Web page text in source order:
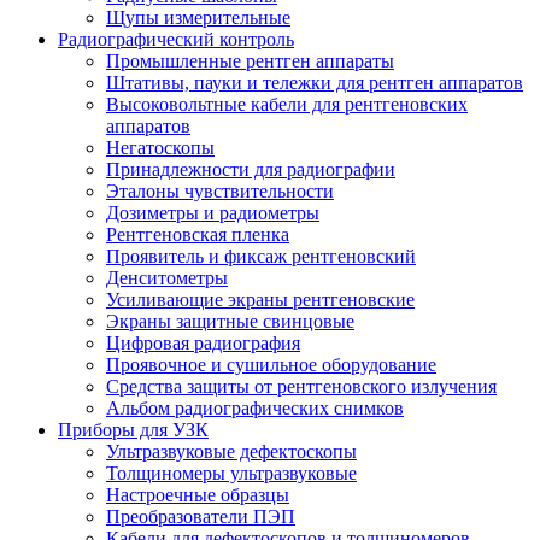
Щупы измерительные
Радиографический контроль
Промышленные рентген аппараты
Штативы, пауки и тележки для рентген аппаратов
Высоковольтные кабели для рентгеновских
аппаратов
Негатоскопы
Принадлежности для радиографии
Эталоны чувствительности
Дозиметры и радиометры
Рентгеновская пленка
Проявитель и фиксаж рентгеновский
Денситометры
Усиливающие экраны рентгеновские
Экраны защитные свинцовые
Цифровая радиография
Проявочное и сушильное оборудование
Средства защиты от рентгеновского излучения
Альбом радиографических снимков
Приборы для УЗК
Ультразвуковые дефектоскопы
Толщиномеры ультразвуковые
Настроечные образцы
Преобразователи ПЭП